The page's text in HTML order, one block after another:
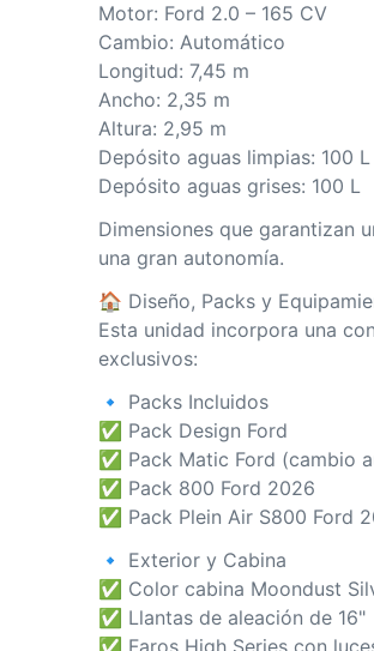
Motor: Ford 2.0 – 165 CV
Cambio: Automático
Longitud: 7,45 m
Ancho: 2,35 m
Altura: 2,95 m
Depósito aguas limpias: 100 L
Depósito aguas grises: 100 L
Dimensiones que garantizan
una gran autonomía.
🏠 Diseño, Packs y
Esta unidad incorpora una
exclusivos:
🔹 Packs Incluidos
✅ Pack Design Ford
✅ Pack Matic Ford (cambio
✅ Pack 800 Ford 2026
✅ Pack Plein Air S800 Ford
🔹 Exterior y Cabina
✅ Color cabina Moondust
✅ Llantas de aleación de 16"
✅ Faros High Series con